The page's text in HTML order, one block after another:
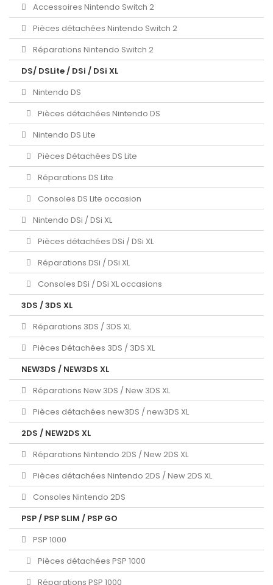
Accessoires Nintendo Switch 2
Pièces détachées Nintendo Switch 2
Réparations Nintendo Switch 2
DS/ DSLite / DSi / DSi XL
Nintendo DS
Pièces détachées Nintendo DS
Nintendo DS Lite
Pièces Détachées DS Lite
Réparations DS Lite
Consoles DS Lite occasion
Nintendo DSi / DSi XL
Pièces détachées DSi / DSi XL
Réparations DSi / DSi XL
Consoles DSi / DSi XL occasions
3DS / 3DS XL
Réparations 3DS / 3DS XL
Pièces Détachées 3DS / 3DS XL
NEW3DS / NEW3DS XL
Réparations New 3DS / New 3DS XL
Pièces détachées new3DS / new3DS XL
2DS / NEW2DS XL
Réparations Nintendo 2DS / New 2DS XL
Pièces détachées Nintendo 2DS / New 2DS XL
Consoles Nintendo 2DS
PSP / PSP SLIM / PSP GO
PSP 1000
Pièces détachées PSP 1000
Réparations PSP 1000